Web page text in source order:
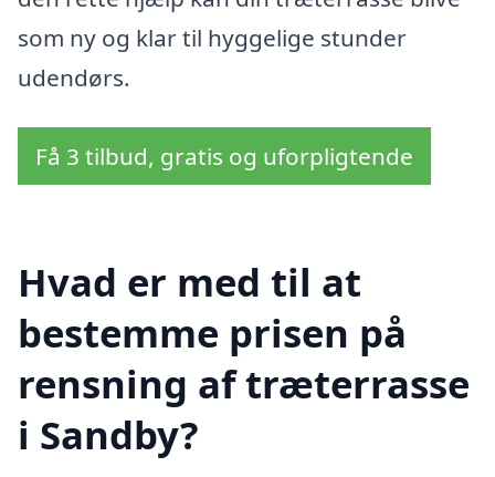
som ny og klar til hyggelige stunder
udendørs.
Få 3 tilbud, gratis og uforpligtende
Hvad er med til at
bestemme prisen på
rensning af træterrasse
i Sandby?